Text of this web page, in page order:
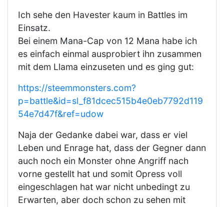
Ich sehe den Havester kaum in Battles im
Einsatz.
Bei einem Mana-Cap von 12 Mana habe ich
es einfach einmal ausprobiert ihn zusammen
mit dem Llama einzuseten und es ging gut:
https://steemmonsters.com?
p=battle&id=sl_f81dcec515b4e0eb7792d119
54e7d47f&ref=udow
Naja der Gedanke dabei war, dass er viel
Leben und Enrage hat, dass der Gegner dann
auch noch ein Monster ohne Angriff nach
vorne gestellt hat und somit Opress voll
eingeschlagen hat war nicht unbedingt zu
Erwarten, aber doch schon zu sehen mit